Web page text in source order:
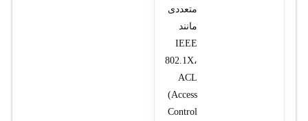
متعددی
مانند
IEEE
802.1X،
ACL
(Access
Control